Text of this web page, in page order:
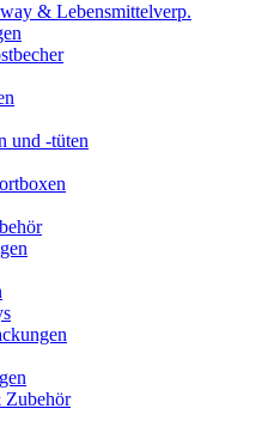
& Lebensmittelverp.
und -tüten
Zubehör